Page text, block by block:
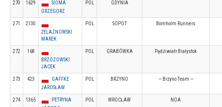
270 1629
SIOMA
GRZEGORZ
POL GDYNIA
271
2130
ŻELAZNOWSKI
MAREK
POL SOPOT Bornholm Runners
272
168
BRZOZOWSKI
JACEK
POL GRABÓWKA Pędziwiatr Białystok
273 423
GAFFKE
JAROSŁAW
POL BRZYNO --- Brzyno Team ---
274 1365
PETRYNA
POL WROCŁAW NOA